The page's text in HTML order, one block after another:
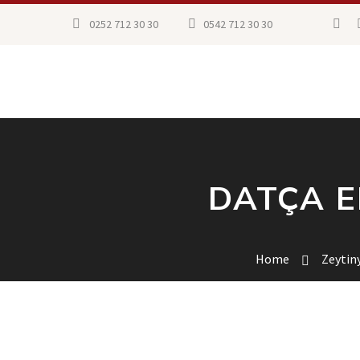
0252 712 30 30 0542 712 30 30
DATÇA
Home